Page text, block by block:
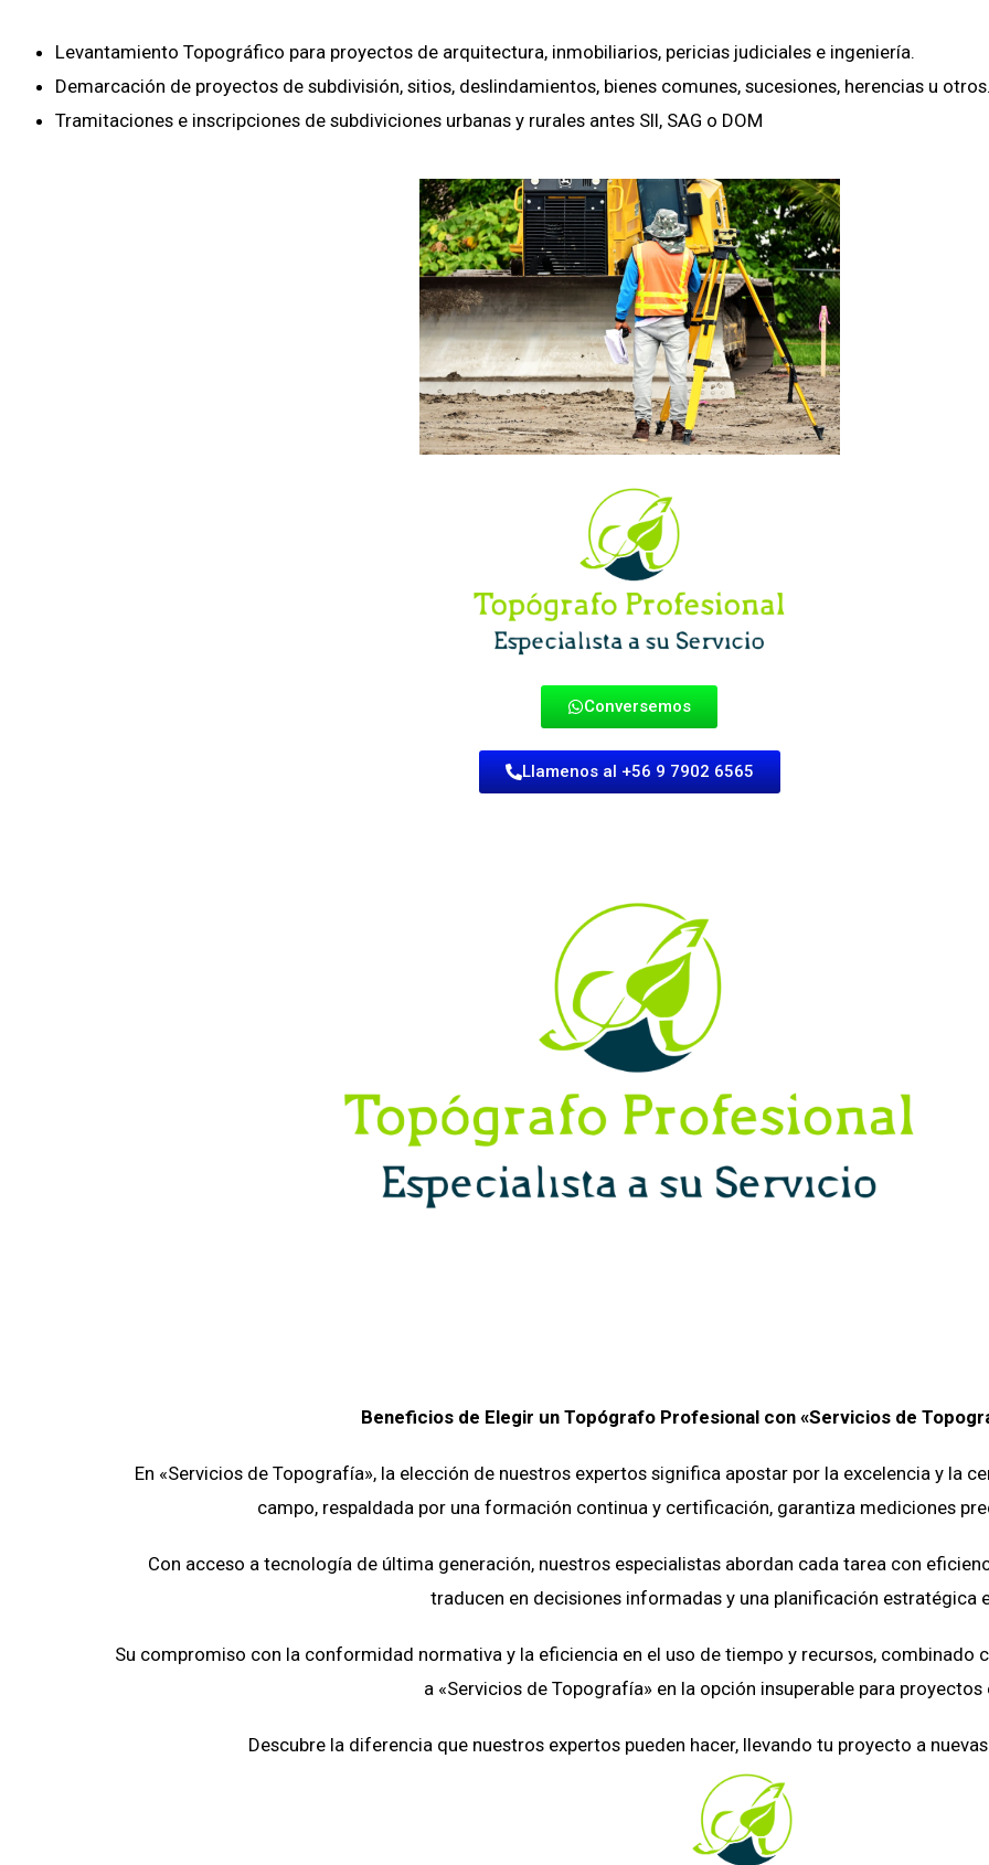
Levantamiento Topográfico para proyectos de arquitectura, inmobiliarios, pericias judiciales e ingeniería.
Demarcación de proyectos de subdivisión, sitios, deslindamientos, bienes comunes, sucesiones, herencias u otros.
Tramitaciones e inscripciones de subdiviciones urbanas y rurales antes SII, SAG o DOM
Conversemos
Llamenos al +56 9 7902 6565
Beneficios de Elegir un Topógrafo Profesional con «Servicios de
En «Servicios de Topografía», la elección de nuestros expertos significa apostar por la excelencia y la
campo, respaldada por una formación continua y certificación, garantiza mediciones
Con acceso a tecnología de última generación, nuestros especialistas abordan cada tarea con
traducen en decisiones informadas y una planificación estratégica
Su compromiso con la conformidad normativa y la eficiencia en el uso de tiempo y recursos, combinado
a «Servicios de Topografía» en la opción insuperable para proyectos
Descubre la diferencia que nuestros expertos pueden hacer, llevando tu proyecto a